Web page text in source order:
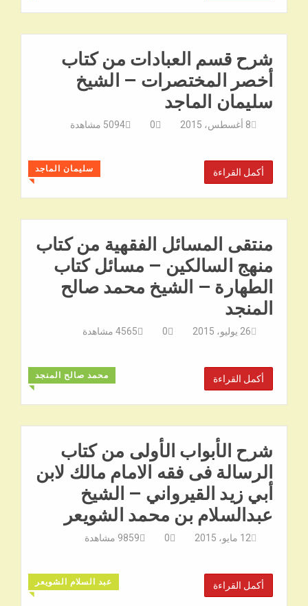
شرح قسم العبادات من كتاب
أخصر المختصرات – الشيخ
سليمان الماجد
8 أغسطس، 2015 0
5094 مشاهدة
سليمان الماجد
◥
أكمل القراءة
منتقى المسائل الفقهية من كتاب
منهج السالكين – مسائل كتاب
الطهارة – الشيخ محمد صالح
المنجد
26 يوليو، 2015 0
4565 مشاهدة
محمد صالح المنجد
◥
أكمل القراءة
شرح الأبواب الأولى من كتاب
الرسالة فى فقه الامام مالك لابن
أبي زيد القيرواني – الشيخ
عبدالسلام بن محمد الشويعر
12 مايو، 2015 0
9859 مشاهدة
عبد السلام الشويعر
◥
أكمل القراءة